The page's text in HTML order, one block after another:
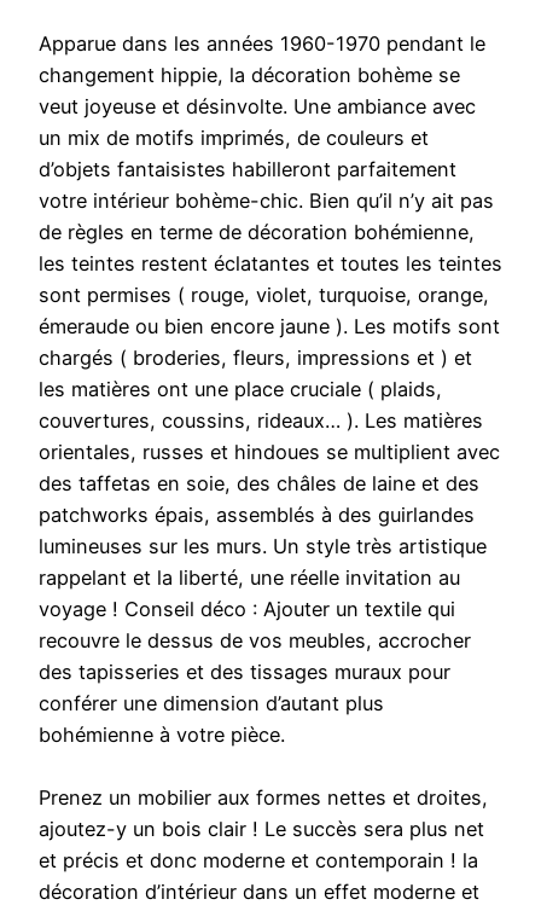
Apparue dans les années 1960-1970 pendant le
changement hippie, la décoration bohème se
veut joyeuse et désinvolte. Une ambiance avec
un mix de motifs imprimés, de couleurs et
d’objets fantaisistes habilleront parfaitement
votre intérieur bohème-chic. Bien qu’il n’y ait pas
de règles en terme de décoration bohémienne,
les teintes restent éclatantes et toutes les teintes
sont permises ( rouge, violet, turquoise, orange,
émeraude ou bien encore jaune ). Les motifs sont
chargés ( broderies, fleurs, impressions et ) et
les matières ont une place cruciale ( plaids,
couvertures, coussins, rideaux… ). Les matières
orientales, russes et hindoues se multiplient avec
des taffetas en soie, des châles de laine et des
patchworks épais, assemblés à des guirlandes
lumineuses sur les murs. Un style très artistique
rappelant et la liberté, une réelle invitation au
voyage ! Conseil déco : Ajouter un textile qui
recouvre le dessus de vos meubles, accrocher
des tapisseries et des tissages muraux pour
conférer une dimension d’autant plus
bohémienne à votre pièce.
Prenez un mobilier aux formes nettes et droites,
ajoutez-y un bois clair ! Le succès sera plus net
et précis et donc moderne et contemporain ! la
décoration d’intérieur dans un effet moderne et